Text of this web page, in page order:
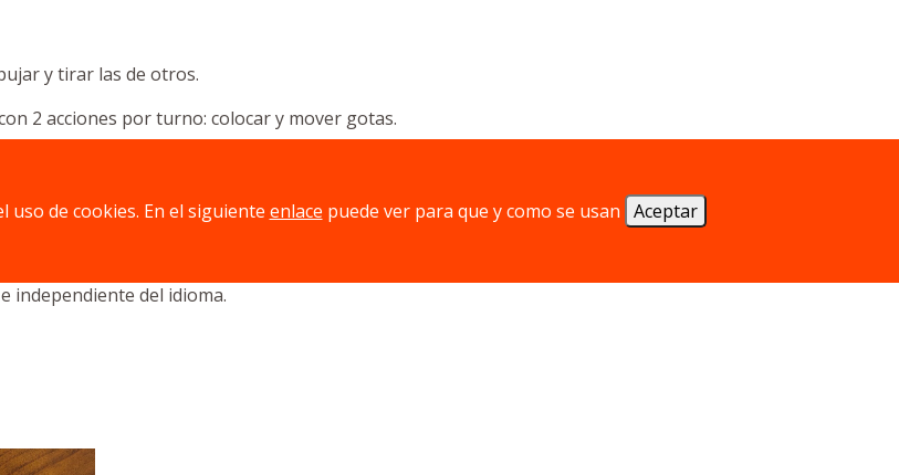
y tirar las de otros.
2 acciones por turno: colocar y mover gotas.
y sin azar.
independiente del idioma.
uso de cookies. En el siguiente enlace puede ver para que y como se usan Aceptar